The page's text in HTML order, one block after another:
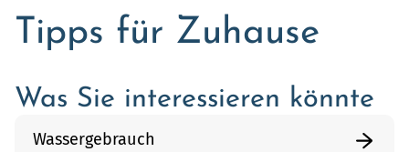
Tipps für Zuhause
Was Sie interessieren könnte
Wassergebrauch